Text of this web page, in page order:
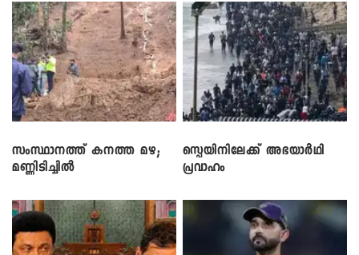
സംസ്ഥാനത്ത് കനത്ത മഴ;
മണ്ണിടിച്ചിൽ
സ്പെയിനിലേക്ക് അഭയാർഥി
പ്രവാഹം